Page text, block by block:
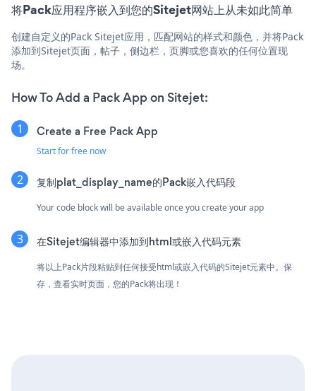
将Pack应用程序嵌入到您的Sitejet网站上从未如此简单
创建自定义的Pack Sitejet应用，匹配网站的样式和颜色，并将Pack
添加到Sitejet页面，帖子，侧边栏，页脚或您喜欢的任何位置现
场。
How To Add a Pack App on Sitejet:
Create a Free Pack App
Start for free now
复制plat_display_name的Pack嵌入代码段
Your code block will be available once you create your app
在Sitejet编辑器中添加到html或嵌入代码元素
将以上Pack片段粘贴到任何接受html或嵌入代码的Sitejet元素中。保
存，查看实时页面，您的Pack将出现！